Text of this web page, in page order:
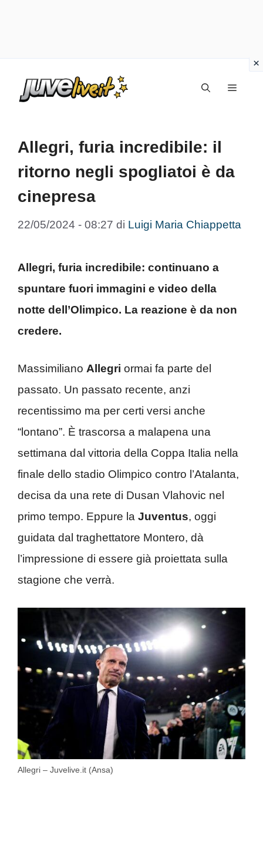
Menu
Allegri, furia incredibile: il
ritorno negli spogliatoi è da
cinepresa
22/05/2024 - 08:27 di Luigi Maria Chiappetta
Allegri, furia incredibile: continuano a
spuntare fuori immagini e video della
notte dell’Olimpico. La reazione è da non
credere.
Massimiliano Allegri ormai fa parte del
passato. Un passato recente, anzi
recentissimo ma per certi versi anche
“lontano”. È trascorsa a malapena una
settimana dal vittoria della Coppa Italia nella
finale dello stadio Olimpico contro l’Atalanta,
decisa da una rete di Dusan Vlahovic nel
primo tempo. Eppure la Juventus, oggi
guidata dal traghettatore Montero, dà
l’impressione di essere già proiettata sulla
stagione che verrà.
Allegri – Juvelive.it (Ansa)